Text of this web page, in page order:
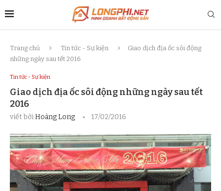
Trang chủ Tin tức - Sự kiện
Giao dịch địa ốc sôi động
những ngày sau tết 2016
Tin tức - Sự kiện
Giao dịch địa ốc sôi động những ngày sau tết
2016
viết bởiHoàng Long 17/02/2016